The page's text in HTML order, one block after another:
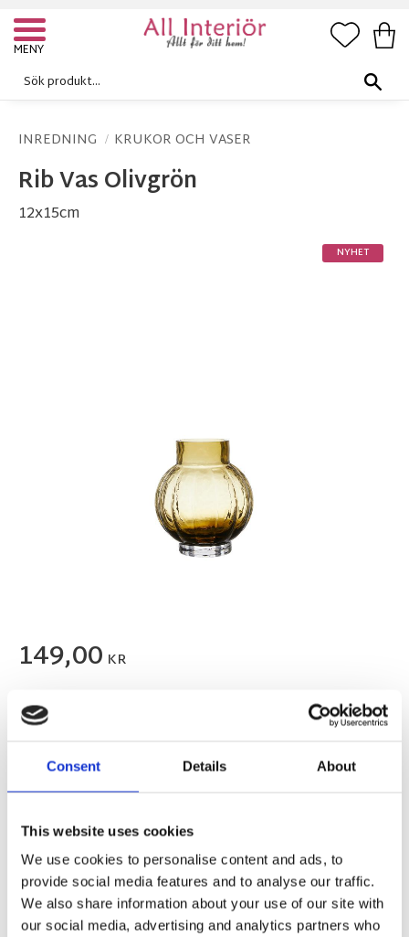
Consent Details About
This website uses cookies
We use cookies to personalise content and ads, to
provide social media features and to analyse our traffic.
We also share information about your use of our site with
our social media, advertising and analytics partners who
Meny
INREDNING KRUKOR OCH VASER
Rib Vas Olivgrön
12x15cm
NYHET
149,00 KR
FLER FÄRGER
Antal
st KÖP
Lagerstatus 10 st i lager Artikelnr 68920 Tillverkare
Wikholm Form